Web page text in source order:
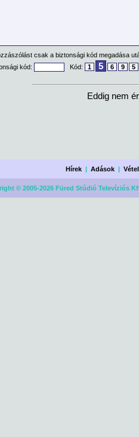
csak a biztonsági kód megadása
kód:
Kód: 1 5 6 9 5
Eddig nem
Hírek |Adások |
© 2005-2026 Füred Stúdió Televíziós